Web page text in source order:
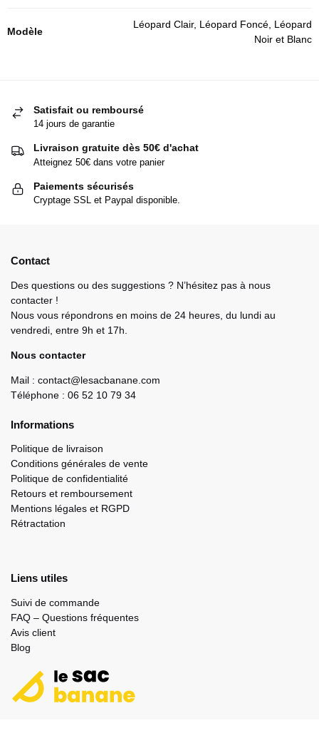
Modèle
Léopard Clair, Léopard Foncé, Léopard
Noir et Blanc
Satisfait ou remboursé
14 jours de garantie
Livraison gratuite dès 50€ d'achat
Atteignez 50€ dans votre panier
Paiements sécurisés
Cryptage SSL et Paypal disponible.
Contact
Des questions ou des suggestions ? N’hésitez pas à nous
contacter !
Nous vous répondrons en moins de 24 heures, du lundi au
vendredi, entre 9h et 17h.
Nous contacter
Mail : contact@lesacbanane.com
Téléphone : 06 52 10 79 34
Informations
Politique de livraison
Conditions générales de vente
Politique de confidentialité
Retours et remboursement
Mentions légales et RGPD
Rétractation
Liens utiles
Suivi de commande
FAQ – Questions fréquentes
Avis client
Blog